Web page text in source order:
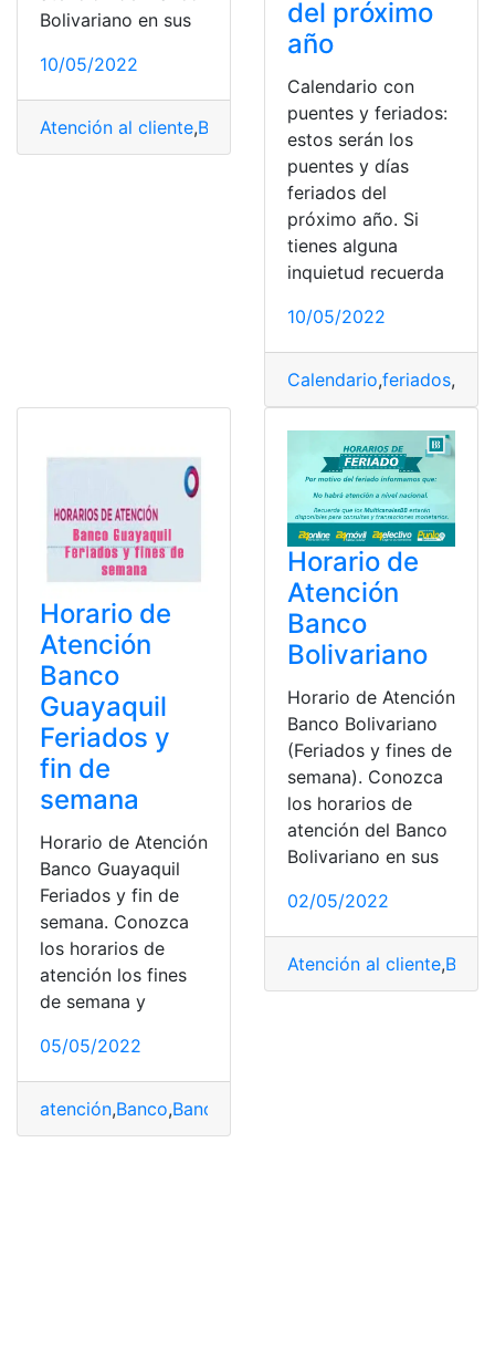
Bolivariano en sus
10/05/2022
Atención al cliente,Banco Bolivariano , feriados Fines
del próximo
año
Calendario con
puentes y feriados:
estos serán los
puentes y días
feriados del
próximo año. Si
tienes alguna
inquietud recuerda
10/05/2022
Calendario,feriados,
Horario de
Atención
Banco
Guayaquil
Feriados y
fin de
semana
Horario de Atención
Banco Guayaquil
Feriados y fin de
semana. Conozca
los horarios de
atención los fines
de semana y
05/05/2022
atención,Banco,Banco de Guayaquil
Horario de
Atención
Banco
Bolivariano
Horario de Atención
Banco Bolivariano
(Feriados y fines de
semana). Conozca
los horarios de
atención del Banco
Bolivariano en sus
02/05/2022
Atención al cliente,